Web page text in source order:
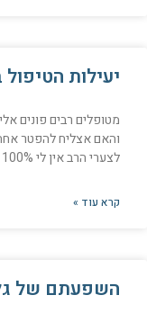
יעילות
מטופלים רבים פונים
והאם אצליח להפטר
לצערי הרב אין לי 100% הצלחה וכי
קרא עוד »
השפעתם של